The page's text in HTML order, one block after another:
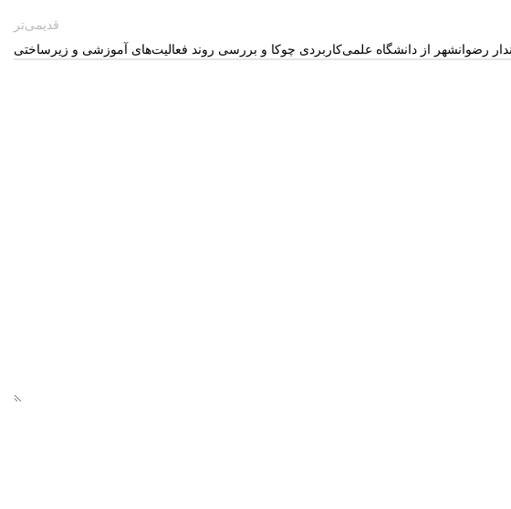
قدیمی‌تر
رضوانشهر از دانشگاه علمی‌کاربردی چوکا و بررسی روند فعالیت‌های آموزشی و زیرساختی